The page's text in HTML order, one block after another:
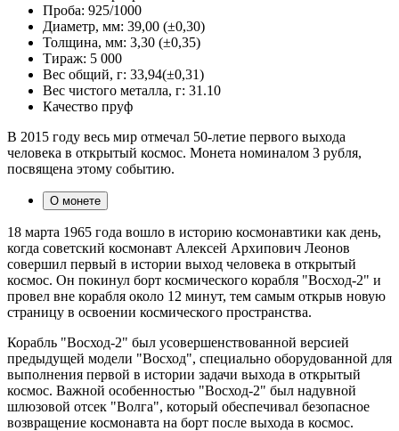
Проба: 925/1000
Диаметр, мм: 39,00 (±0,30)
Толщина, мм: 3,30 (±0,35)
Тираж: 5 000
Вес общий, г: 33,94(±0,31)
Вес чистого металла, г: 31.10
Качество пруф
В 2015 году весь мир отмечал 50-летие первого выхода
человека в открытый космос. Монета номиналом 3 рубля,
посвящена этому событию.
О монете
18 марта 1965 года вошло в историю космонавтики как день,
когда советский космонавт Алексей Архипович Леонов
совершил первый в истории выход человека в открытый
космос. Он покинул борт космического корабля "Восход-2" и
провел вне корабля около 12 минут, тем самым открыв новую
страницу в освоении космического пространства.
Корабль "Восход-2" был усовершенствованной версией
предыдущей модели "Восход", специально оборудованной для
выполнения первой в истории задачи выхода в открытый
космос. Важной особенностью "Восход-2" был надувной
шлюзовой отсек "Волга", который обеспечивал безопасное
возвращение космонавта на борт после выхода в космос.